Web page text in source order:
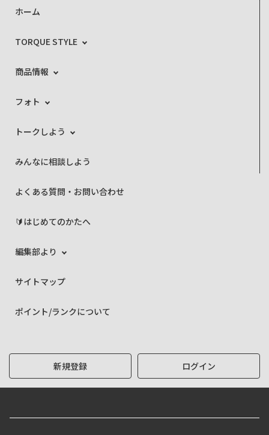
ホーム
TORQUE STYLE
商品情報
フォト
トークしよう
みんなに相談しよう
よくある質問・お問い合わせ
🔰はじめてのかたへ
編集部より
サイトマップ
ポイント/ランクについて
新規登録 ログイン